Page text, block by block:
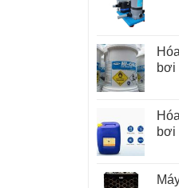
bơi
bơi